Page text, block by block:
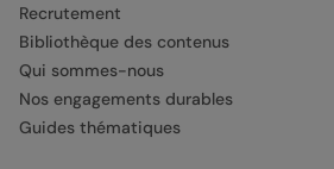
Recrutement
Bibliothèque des contenus
Qui sommes-nous
Nos engagements durables
Guides thématiques